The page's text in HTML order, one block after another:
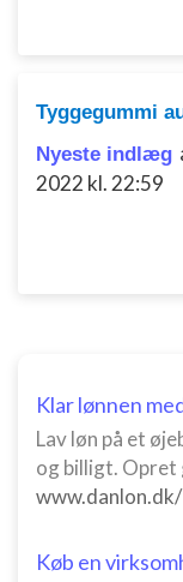
Tyggegummi
Nyeste indlæg
2022 kl. 22:59
Klar lønnen
Lav løn på et
og billigt. Opret
www.danlon.dk/
Køb en
annoncering
Forstå
kombinationer
kilder
Udvikle og
indhold